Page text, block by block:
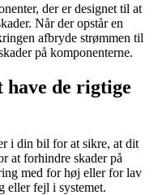
der er designet til at
Når der opstår en
afbryde strømmen til
på komponenterne.
de rigtige
i din bil for at sikre, at dit
at forhindre skader på
med for høj eller for lav
eller fejl i systemet.